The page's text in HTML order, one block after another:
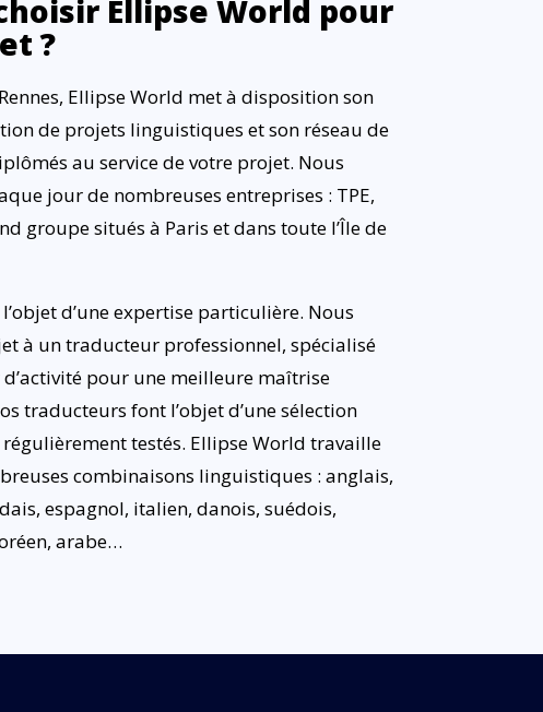
Ellipse World pour
?
Ellipse World met à disposition son
de projets linguistiques et son réseau de
au service de votre projet. Nous
jour de nombreuses entreprises : TPE,
groupe situés à Paris et dans toute l’Île de
d’une expertise particulière. Nous
à un traducteur professionnel, spécialisé
pour une meilleure maîtrise
traducteurs font l’objet d’une sélection
testés. Ellipse World travaille
combinaisons linguistiques : anglais,
espagnol, italien, danois, suédois,
arabe…